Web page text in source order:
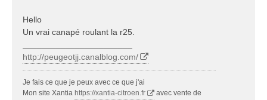
Hello
Un vrai canapé roulant la r25.
http://peugeotjj.canalblog.com/
Je fais ce que je peux avec ce que j'ai
Mon site Xantia https://xantia-citroen.fr
avec vente de